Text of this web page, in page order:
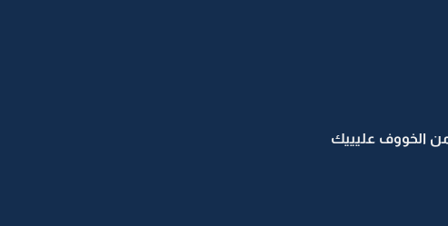
الخووف عليييك